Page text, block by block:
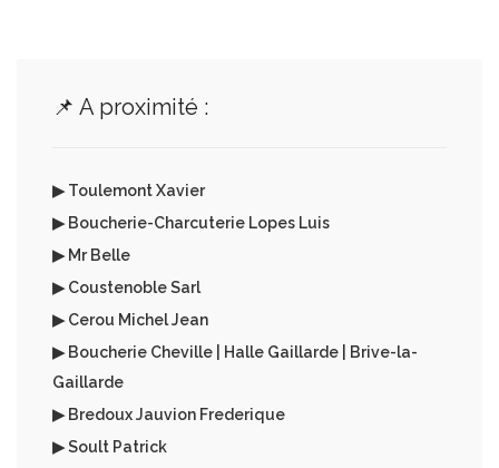
📌 A proximité :
▶ Toulemont Xavier
▶ Boucherie-Charcuterie Lopes Luis
▶ Mr Belle
▶ Coustenoble Sarl
▶ Cerou Michel Jean
▶ Boucherie Cheville | Halle Gaillarde | Brive-la-
Gaillarde
▶ Bredoux Jauvion Frederique
▶ Soult Patrick